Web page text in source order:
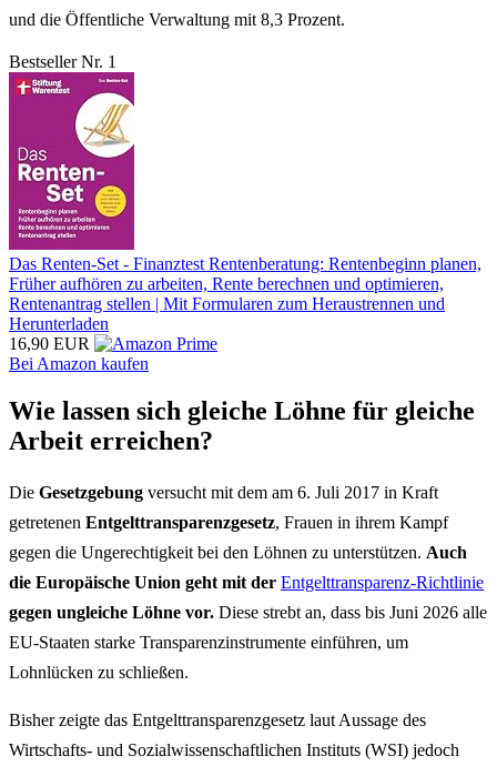
und die Öffentliche Verwaltung mit 8,3 Prozent.
Bestseller Nr. 1
Das Renten-Set - Finanztest Rentenberatung: Rentenbeginn planen,
Früher aufhören zu arbeiten, Rente berechnen und optimieren,
Rentenantrag stellen | Mit Formularen zum Heraustrennen und
Herunterladen
16,90 EUR
Bei Amazon kaufen
Wie lassen sich gleiche Löhne für gleiche
Arbeit erreichen?
Die Gesetzgebung versucht mit dem am 6. Juli 2017 in Kraft
getretenen Entgelttransparenzgesetz, Frauen in ihrem Kampf
gegen die Ungerechtigkeit bei den Löhnen zu unterstützen. Auch
die Europäische Union geht mit der Entgelttransparenz-Richtlinie
gegen ungleiche Löhne vor. Diese strebt an, dass bis Juni 2026 alle
EU-Staaten starke Transparenzinstrumente einführen, um
Lohnlücken zu schließen.
Bisher zeigte das Entgelttransparenzgesetz laut Aussage des
Wirtschafts- und Sozialwissenschaftlichen Instituts (WSI) jedoch